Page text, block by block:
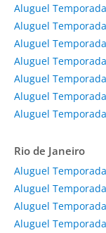
Aluguel
Aluguel
Aluguel
Aluguel
Aluguel
Aluguel
Aluguel
Rio de Janeiro
Aluguel
Aluguel
Aluguel
Aluguel